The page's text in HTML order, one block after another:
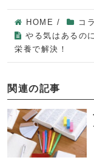
HOME / コ
やる気はあるの
栄養で解決！
関連の記事